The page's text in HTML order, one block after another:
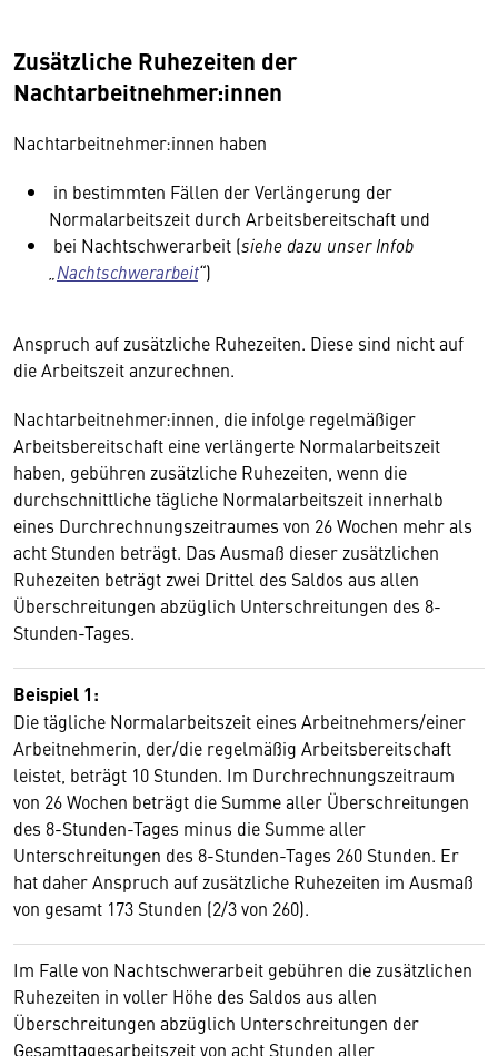
Zusätzliche Ruhezeiten der
Nachtarbeitnehmer:innen
Nachtarbeitnehmer:innen haben
in bestimmten Fällen der Verlängerung der
Normalarbeitszeit durch Arbeitsbereitschaft und
bei Nachtschwerarbeit (siehe dazu unser Infob
Nachtschwerarbeit“)
Anspruch auf zusätzliche Ruhezeiten. Diese sind nicht auf
die Arbeitszeit anzurechnen.
Nachtarbeitnehmer:innen, die infolge regelmäßiger
Arbeitsbereitschaft eine verlängerte Normalarbeitszeit
haben, gebühren zusätzliche Ruhezeiten, wenn die
durchschnittliche tägliche Normalarbeitszeit innerhalb
eines Durchrechnungszeitraumes von 26 Wochen mehr als
acht Stunden beträgt. Das Ausmaß dieser zusätzlichen
Ruhezeiten beträgt zwei Drittel des Saldos aus allen
Überschreitungen abzüglich Unterschreitungen des 8-
Stunden-Tages.
Beispiel 1:
Die tägliche Normalarbeitszeit eines Arbeitnehmers/einer
Arbeitnehmerin, der/die regelmäßig Arbeitsbereitschaft
leistet, beträgt 10 Stunden. Im Durchrechnungszeitraum
von 26 Wochen beträgt die Summe aller Überschreitungen
des 8-Stunden-Tages minus die Summe aller
Unterschreitungen des 8-Stunden-Tages 260 Stunden. Er
hat daher Anspruch auf zusätzliche Ruhezeiten im Ausmaß
von gesamt 173 Stunden (2/3 von 260).
Im Falle von Nachtschwerarbeit gebühren die zusätzlichen
Ruhezeiten in voller Höhe des Saldos aus allen
Überschreitungen abzüglich Unterschreitungen der
Gesamttagesarbeitszeit von acht Stunden aller